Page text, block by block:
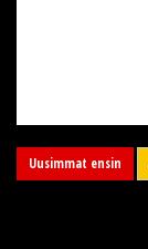
Uusimmat ensin